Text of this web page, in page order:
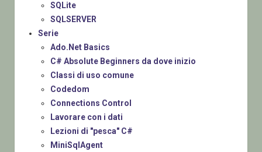
SQLite
SQLSERVER
Serie
Ado.Net Basics
C# Absolute Beginners da dove inizio
Classi di uso comune
Codedom
Connections Control
Lavorare con i dati
Lezioni di "pesca" C#
MiniSqlAgent